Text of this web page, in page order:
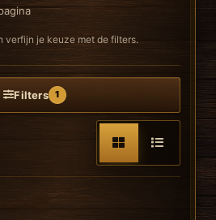
verfijn je keuze met de filters.
Filters 1